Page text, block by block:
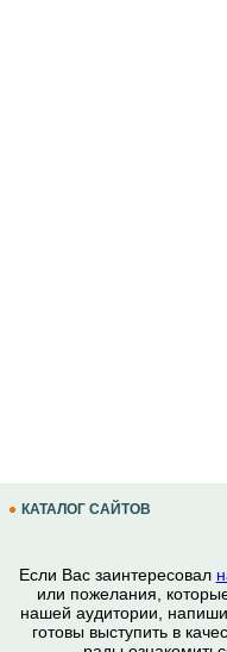
КАТАЛОГ САЙТОВ
Если Вас заинтересовал
или пожелания,
нашей аудитории,
готовы выступить в